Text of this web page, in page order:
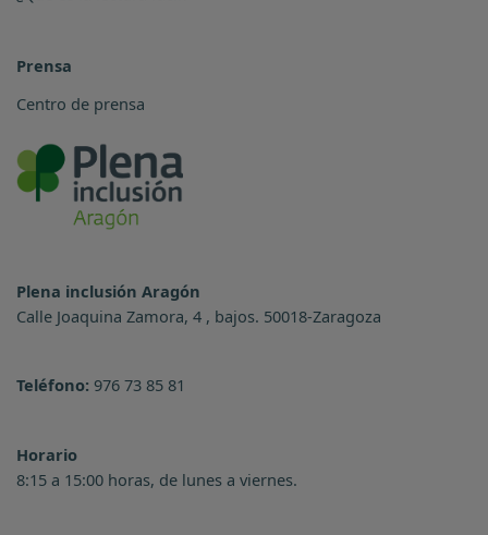
Prensa
Centro de prensa
Plena inclusión Aragón
Calle Joaquina Zamora, 4 , bajos. 50018-Zaragoza
Teléfono: 976 73 85 81
Horario
8:15 a 15:00 horas, de lunes a viernes.